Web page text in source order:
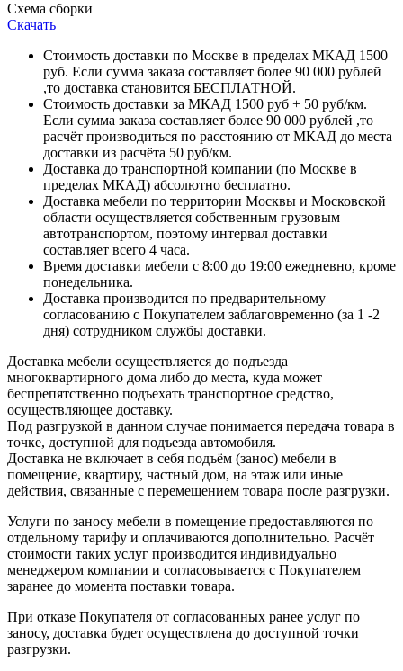
Схема сборки
Скачать
Стоимость доставки по Москве в пределах МКАД 1500
руб. Если сумма заказа составляет более 90 000 рублей
,то доставка становится БЕСПЛАТНОЙ.
Стоимость доставки за МКАД 1500 руб + 50 руб/км.
Если сумма заказа составляет более 90 000 рублей ,то
расчёт производиться по расстоянию от МКАД до места
доставки из расчёта 50 руб/км.
Доставка до транспортной компании (по Москве в
пределах МКАД) абсолютно бесплатно.
Доставка мебели по территории Москвы и Московской
области осуществляется собственным грузовым
автотранспортом, поэтому интервал доставки
составляет всего 4 часа.
Время доставки мебели с 8:00 до 19:00 ежедневно, кроме
понедельника.
Доставка производится по предварительному
согласованию с Покупателем заблаговременно (за 1 -2
дня) сотрудником службы доставки.
Доставка мебели осуществляется до подъезда
многоквартирного дома либо до места, куда может
беспрепятственно подъехать транспортное средство,
осуществляющее доставку.
Под разгрузкой в данном случае понимается передача товара в
точке, доступной для подъезда автомобиля.
Доставка не включает в себя подъём (занос) мебели в
помещение, квартиру, частный дом, на этаж или иные
действия, связанные с перемещением товара после разгрузки.
Услуги по заносу мебели в помещение предоставляются по
отдельному тарифу и оплачиваются дополнительно. Расчёт
стоимости таких услуг производится индивидуально
менеджером компании и согласовывается с Покупателем
заранее до момента поставки товара.
При отказе Покупателя от согласованных ранее услуг по
заносу, доставка будет осуществлена до доступной точки
разгрузки.